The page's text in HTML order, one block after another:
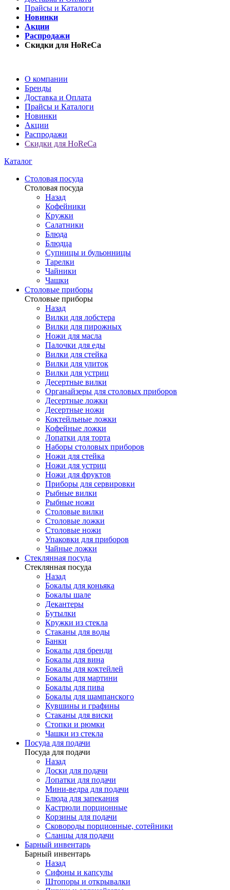
Прайсы и Каталоги
Новинки
Акции
Распродажи
Скидки для HoReCa
О компании
Бренды
Доставка и Оплата
Прайсы и Каталоги
Новинки
Акции
Распродажи
Скидки для HoReCa
Каталог
Столовая посуда
Столовая посуда
Назад
Кофейники
Кружки
Салатники
Блюда
Блюдца
Супницы и бульонницы
Тарелки
Чайники
Чашки
Cтоловые приборы
Cтоловые приборы
Назад
Вилки для лобстера
Вилки для пирожных
Ножи для масла
Палочки для еды
Вилки для стейка
Вилки для улиток
Вилки для устриц
Десертные вилки
Органайзеры для столовых приборов
Десертные ложки
Десертные ножи
Коктейльные ложки
Кофейные ложки
Лопатки для торта
Наборы столовых приборов
Ножи для стейка
Ножи для устриц
Ножи для фруктов
Приборы для сервировки
Рыбные вилки
Рыбные ножи
Столовые вилки
Столовые ложки
Столовые ножи
Упаковки для приборов
Чайные ложки
Стеклянная посуда
Стеклянная посуда
Назад
Бокалы для коньяка
Бокалы шале
Декантеры
Бутылки
Кружки из стекла
Стаканы для воды
Банки
Бокалы для бренди
Бокалы для вина
Бокалы для коктейлей
Бокалы для мартини
Бокалы для пива
Бокалы для шампанского
Кувшины и графины
Стаканы для виски
Стопки и рюмки
Чашки из стекла
Посуда для подачи
Посуда для подачи
Назад
Доски для подачи
Лопатки для подачи
Мини-ведра для подачи
Блюда для запекания
Кастрюли порционные
Корзины для подачи
Сковороды порционные, сотейники
Сланцы для подачи
Барный инвентарь
Барный инвентарь
Назад
Сифоны и капсулы
Штопоры и открывалки